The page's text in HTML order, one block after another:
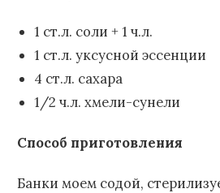
1 ст.л. соли + 1 ч.л.
1 ст.л. уксусной эссенции
4 ст.л. сахара
1/2 ч.л. хмели-сунели
Способ приготовления
Банки моем содой,